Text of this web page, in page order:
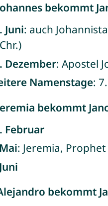
bekommt
Juni: auch
Dezember: Apostel
Namenstage:
bekommt
Februar
: Jeremia,
bekommt